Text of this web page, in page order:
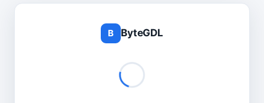
B ByteGDL